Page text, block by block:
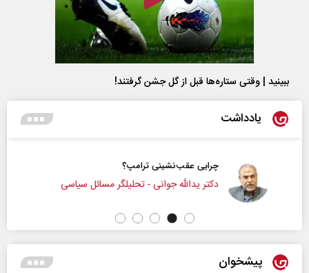
ببینید | وقتی ستاره‌ها قبل از گل جشن گرفتند!
یادداشت
چرایی عقب‌نشینی ترامپ؟
دکتر یدالله جوانی - تحلیلگر مسائل سیاسی
پیشخوان